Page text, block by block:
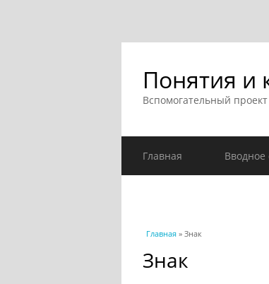
Понятия и
Вспомогательный
Главная Вводное
Вы здесь
Главная » Знак
Знак